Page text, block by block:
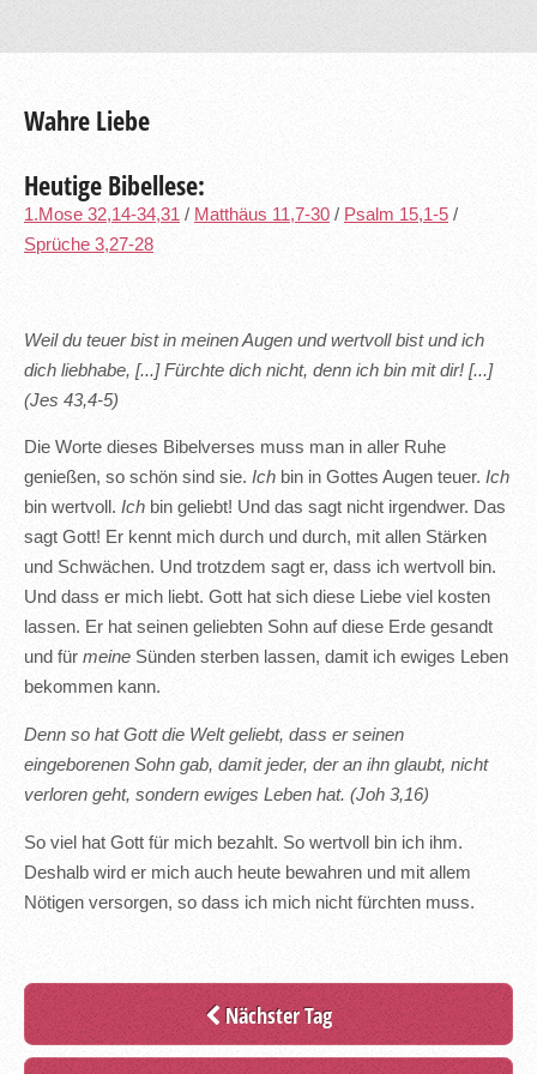
Wahre Liebe
Heutige Bibellese:
1.Mose 32,14-34,31 / Matthäus 11,7-30 / Psalm 15,1-5 /
Sprüche 3,27-28
Weil du teuer bist in meinen Augen und wertvoll bist und ich
dich liebhabe, [...] Fürchte dich nicht, denn ich bin mit dir! [...]
(Jes 43,4-5)
Die Worte dieses Bibelverses muss man in aller Ruhe
genießen, so schön sind sie. Ich bin in Gottes Augen teuer. Ich
bin wertvoll. Ich bin geliebt! Und das sagt nicht irgendwer. Das
sagt Gott! Er kennt mich durch und durch, mit allen Stärken
und Schwächen. Und trotzdem sagt er, dass ich wertvoll bin.
Und dass er mich liebt. Gott hat sich diese Liebe viel kosten
lassen. Er hat seinen geliebten Sohn auf diese Erde gesandt
und für meine Sünden sterben lassen, damit ich ewiges Leben
bekommen kann.
Denn so hat Gott die Welt geliebt, dass er seinen
eingeborenen Sohn gab, damit jeder, der an ihn glaubt, nicht
verloren geht, sondern ewiges Leben hat. (Joh 3,16)
So viel hat Gott für mich bezahlt. So wertvoll bin ich ihm.
Deshalb wird er mich auch heute bewahren und mit allem
Nötigen versorgen, so dass ich mich nicht fürchten muss.
Nächster Tag